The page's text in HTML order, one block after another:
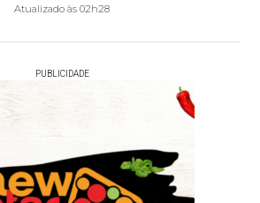
Atualizado às 02h28
PUBLICIDADE